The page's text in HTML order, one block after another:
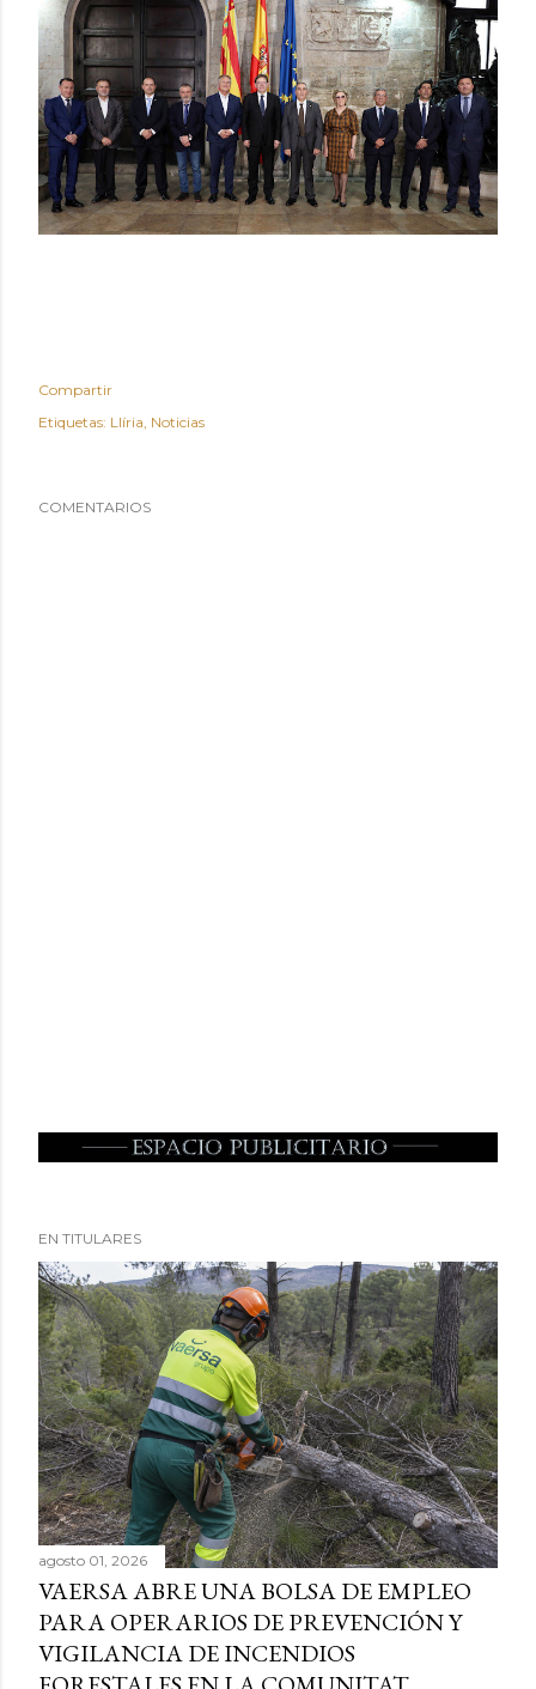
Compartir
Etiquetas: Llíria Noticias
COMENTARIOS
EN TITULARES
agosto 01, 2026
VAERSA ABRE UNA BOLSA DE EMPLEO
PARA OPERARIOS DE PREVENCIÓN Y
VIGILANCIA DE INCENDIOS